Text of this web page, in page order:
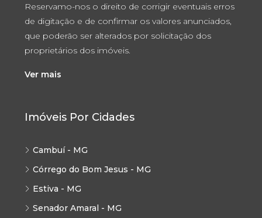
Reservamo-nos o direito de corrigir eventuais erros
de digitação e de confirmar os valores anunciados,
que poderão ser alterados por solicitação dos
proprietários dos imóveis.
Ver mais
Imóveis Por Cidades
Cambuí - MG
Córrego do Bom Jesus - MG
Estiva - MG
Senador Amaral - MG